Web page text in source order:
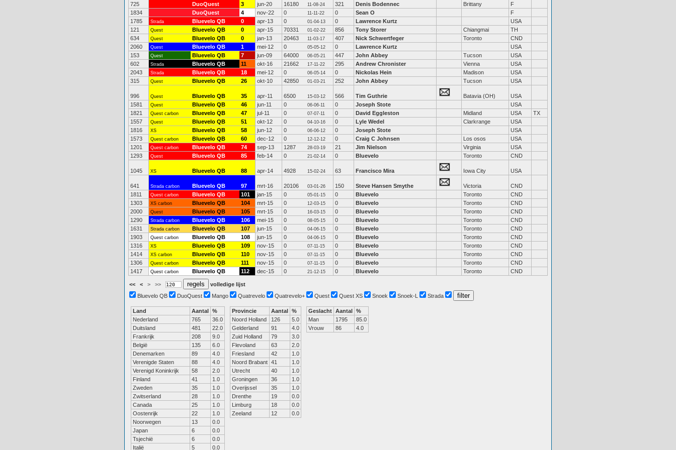
725 DuoQuest 3 jun-20 16180 11-08-24 321 Denis Bodennec Brittany
F
1834
DuoQuest 4 nov-22 0 11-11-22 0 Sean O
F
1785
Strada Bluevelo QB 0 apr-13 0 01-04-13 0 Lawrence Kurtz
USA
121
Quest Bluevelo QB 0 apr-15 70331 01-02-22 856 Tony Storer Chiangmai
TH
634
Quest Bluevelo QB 0 jan-13 20463 11-03-17 407 Nick Schwertfeger Toronto
CND
2060
Quest Bluevelo QB 1 mei-12 0 05-05-12 0 Lawrence Kurtz
USA
153
Quest Bluevelo QB 7 jun-09 64000 06-05-21 447 John Abbey Tucson
USA
602
Strada Bluevelo QB 11 okt-16 21662 17-11-22 295 Andrew Chronister Vienna
USA
2043
Strada Bluevelo QB 18 mei-12 0 06-05-14 0 Nickolas Hein Madison
USA
315
Quest Bluevelo QB 26 okt-10 42850 01-03-21 252 John Abbey Tucson USA
996 Quest Bluevelo QB 35 apr-11 6500 15-03-12 566 Tim Guthrie Batavia (OH)
USA
1581
Quest Bluevelo QB 46 jun-11 0 06-06-11 0 Joseph Stote
USA
1821
Quest carbon Bluevelo QB 47 jul-11 0 07-07-11 0 David Eggleston Midland USA
TX
1557
Quest Bluevelo QB 51 okt-12 0 04-10-16 0 Lyle Wedel Clarkrange
USA
1816
XS Bluevelo QB 58 jun-12 0 06-06-12 0 Joseph Stote
USA
1573
Quest carbon Bluevelo QB 60 dec-12 0 12-12-12 0 Craig C Johnsen Los osos
USA
1201
Quest carbon Bluevelo QB 74 sep-13 1287 28-03-19 21 Jim Nielson Virginia
USA
1293
Quest Bluevelo QB 85 feb-14 0 21-02-14 0 Bluevelo Toronto CND
1045 XS Bluevelo QB 88 apr-14 4928 15-02-24 63 Francisco Mira Iowa City USA
641 Strada carbon Bluevelo QB 97 mrt-16 20106 03-01-26 150 Steve Hansen Smythe Victoria
CND
1811
Quest carbon Bluevelo QB 101 jan-15 0 05-01-15 0 Bluevelo Toronto
CND
1303
XS carbon Bluevelo QB 104 mrt-15 0 12-03-15 0 Bluevelo Toronto
CND
2000
Quest Bluevelo QB 105 mrt-15 0 16-03-15 0 Bluevelo Toronto
CND
1290
Strada carbon Bluevelo QB 106 mei-15 0 08-05-15 0 Bluevelo Toronto
CND
1631
Strada carbon Bluevelo QB 107 jun-15 0 04-06-15 0 Bluevelo Toronto
CND
1903
Quest carbon Bluevelo QB 108 jun-15 0 04-06-15 0 Bluevelo Toronto
CND
1316
XS Bluevelo QB 109 nov-15 0 07-11-15 0 Bluevelo Toronto
CND
1414
XS carbon Bluevelo QB 110 nov-15 0 07-11-15 0 Bluevelo Toronto
CND
1306
Quest carbon Bluevelo QB 111 nov-15 0 07-11-15 0 Bluevelo Toronto
CND
1417
Quest carbon Bluevelo QB 112 dec-15 0 21-12-15 0 Bluevelo Toronto CND
<< < > >>
volledige lijst
Bluevelo QB
DuoQuest Mango Quatrevelo Quatrevelo+ Quest Quest XS Snoek Snoek-L Strada
Land Aantal %
Nederland
765
36.0
Duitsland
481
22.0
Frankrijk
208
9.0
België
135
6.0
Denemarken
89
4.0
Verenigde Staten
88
4.0
Verenigd Koninkrijk
58
2.0
Finland
41
1.0
Zweden
35
1.0
Zwitserland
28
1.0
Canada
25
1.0
Oostenrijk
22
1.0
Noorwegen
13
0.0
Japan
6
0.0
Tsjechië
6
0.0
Italië
5 0.0
Provincie Aantal %
Noord Holland
126
5.0
Gelderland
91
4.0
Zuid Holland
79
3.0
Flevoland
63
2.0
Friesland
42
1.0
Noord Brabant 41
1.0
Utrecht
40
1.0
Groningen
36
1.0
Overijssel
35
1.0
Drenthe
19
0.0
Limburg
18
0.0
Zeeland
12 0.0
Geslacht Aantal %
Man
1795
85.0
Vrouw
86 4.0